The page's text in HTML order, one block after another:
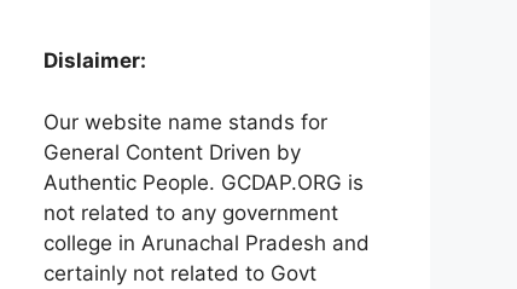
Dislaimer:
Our website name stands for
General Content Driven by
Authentic People. GCDAP.ORG is
not related to any government
college in Arunachal Pradesh and
certainly not related to Govt